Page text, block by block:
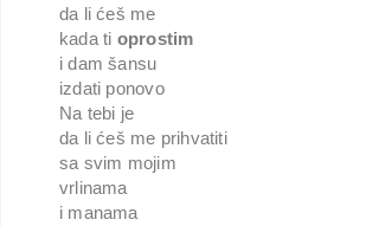
da li ćeš me
kada ti oprostim
i dam šansu
izdati ponovo
Na tebi je
da li ćeš me prihvatiti
sa svim mojim
vrlinama
i manama